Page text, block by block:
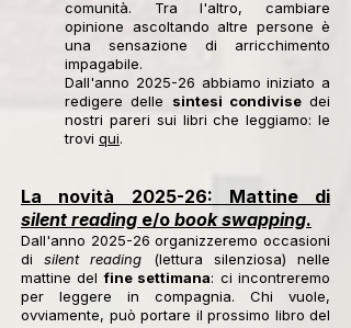
comunità. Tra l'altro, cambiare
opinione ascoltando altre persone è
una sensazione di arricchimento
impagabile.
Dall'anno 2025-26 abbiamo iniziato a
redigere delle sintesi condivisedei
nostri pareri sui libri che leggiamo: le
trovi qui.
La novità 2025-26: Mattine di
silent reading e/o book swapping.
Dall'anno 2025-26 organizzeremo occasioni
disilent reading (lettura silenziosa) nelle
mattine delfine settimana: ci incontreremo
per leggere in compagnia. Chi vuole,
ovviamente, può portare il prossimo libro del